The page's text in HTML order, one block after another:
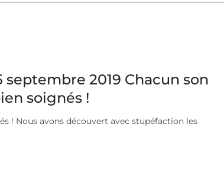
2019 Chacun son
soignés !
! Nous avons découvert avec stupéfaction les